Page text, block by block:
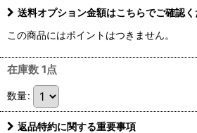
送料オプション金額はこちらでご確認く
この商品にはポイントはつきません。
在庫数 1点
数量:
返品特約に関する重要事項